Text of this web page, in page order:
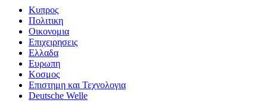
Κυπρος
Πολιτικη
Οικονομια
Επιχειρησεις
Ελλαδα
Ευρωπη
Κοσμος
Επιστημη και Τεχνολογια
Deutsche Welle